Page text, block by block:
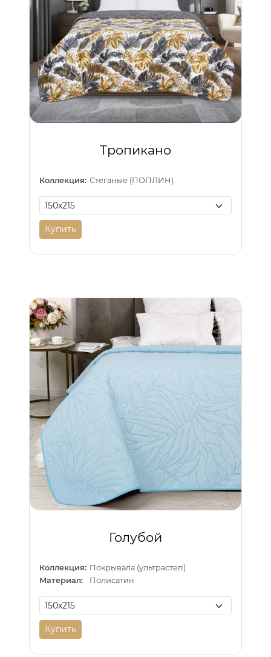
Тропикано
Коллекция: Стеганые (ПОПЛИН)
Купить
Голубой
Коллекция: Покрывала (ультрастеп)
Материал:
Полисатин
Купить